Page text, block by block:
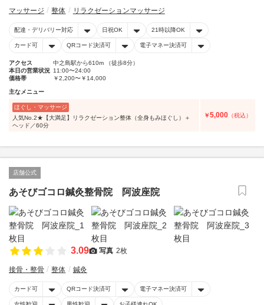
マッサージ 整体 リラクゼーションマッサージ
配達・デリバリー対応 日祝OK 21時以降OK
カード可 QRコード決済可 電子マネー決済可
アクセス
中之島駅から610m （徒歩8分）
本日の営業状況 11:00〜24:00
価格帯
￥2,200〜￥14,000
主なメニュー
ほぐし・マッサージ
人気No.2★【大満足】リラクゼーション整体（全身もみほぐし）＋
ヘッド／60分
￥5,000 （税込）
店舗公式
あそびゴコロ鍼灸整骨院 阿波座院
3.09 写真 2枚
接骨・整骨 整体 鍼灸
カード可 QRコード決済可 電子マネー決済可